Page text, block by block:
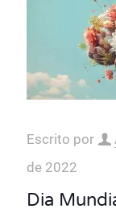
Escrito por
de 2022
Dia